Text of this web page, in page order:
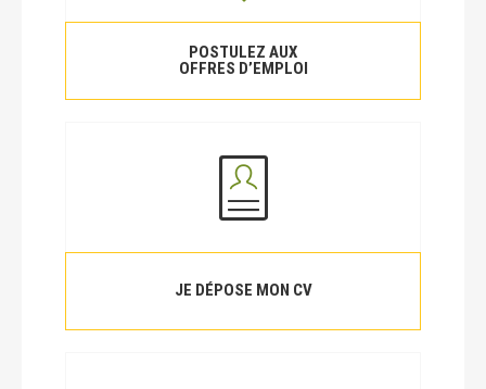
POSTULEZ AUX
OFFRES D’EMPLOI
JE DÉPOSE MON CV